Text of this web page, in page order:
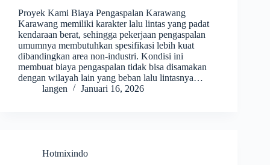
Proyek Kami Biaya Pengaspalan Karawang
Karawang memiliki karakter lalu lintas yang padat
kendaraan berat, sehingga pekerjaan pengaspalan
umumnya membutuhkan spesifikasi lebih kuat
dibandingkan area non-industri. Kondisi ini
membuat biaya pengaspalan tidak bisa disamakan
dengan wilayah lain yang beban lalu lintasnya…
langen
Januari 16, 2026
Hotmixindo